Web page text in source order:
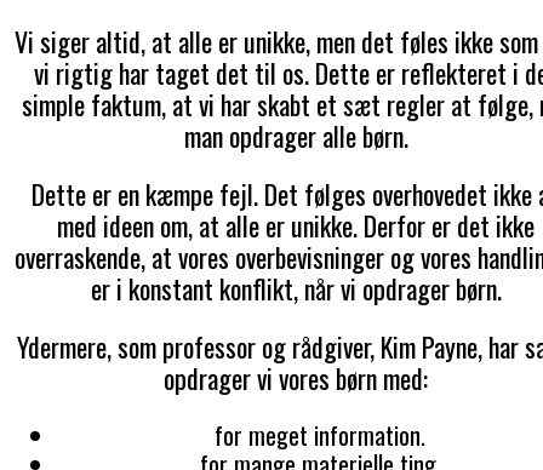
Vi siger altid, at alle er unikke, men det føles ikke som
vi rigtig har taget det til os. Dette er reflekteret i
simple faktum, at vi har skabt et sæt regler at følge,
man opdrager alle børn.
Dette er en kæmpe fejl. Det følges overhovedet ikke
med ideen om, at alle er unikke. Derfor er det ikke
overraskende, at vores overbevisninger og vores
er i konstant konflikt, når vi opdrager børn.
Ydermere, som professor og rådgiver, Kim Payne, har
opdrager vi vores børn med:
for meget information.